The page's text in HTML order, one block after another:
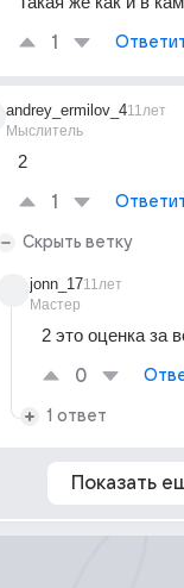
1
andrey_ermilov_4
Мыслитель
11лет
2
1
Скрыть ветку
jonn_17
Мастер
11лет
2 это оценка за
0
1 ответ
Показать